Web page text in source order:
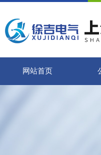
网站首页